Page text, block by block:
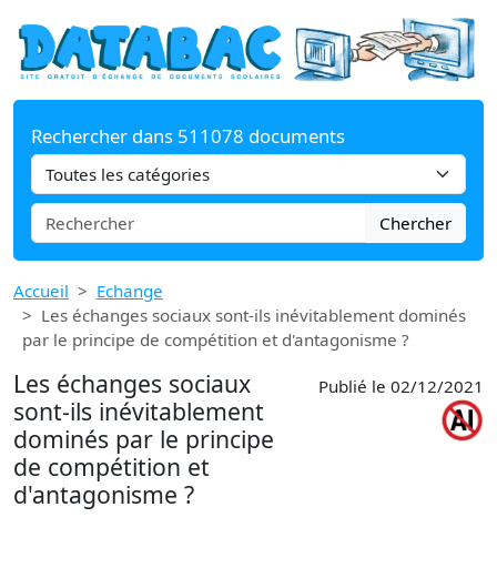
Rechercher dans 511078 documents
Chercher
Accueil
Echange
Les échanges sociaux sont-ils inévitablement dominés
par le principe de compétition et d'antagonisme ?
Les échanges sociaux
sont-ils inévitablement
dominés par le principe
de compétition et
d'antagonisme ?
Publié le 02/12/2021